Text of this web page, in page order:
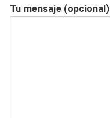
Tu mensaje (opcional)